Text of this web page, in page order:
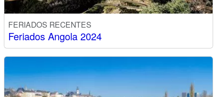
FERIADOS RECENTES
Feriados Angola 2024